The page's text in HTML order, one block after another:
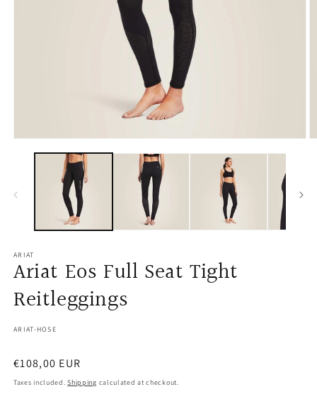
media
ARIAT
Ariat Eos Full Seat Tight
Reitleggings
SKU:
ARIAT-HOSE
Regular
price
€108,00 EUR
Taxes included.Shipping calculated at checkout.